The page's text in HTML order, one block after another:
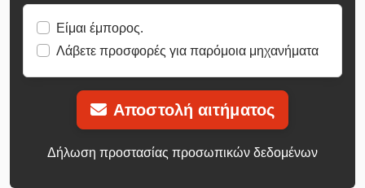
Είμαι έμπορος.
Λάβετε προσφορές για παρόμοια μηχανήματα
Αποστολή αιτήματος
Δήλωση προστασίας προσωπικών δεδομένων